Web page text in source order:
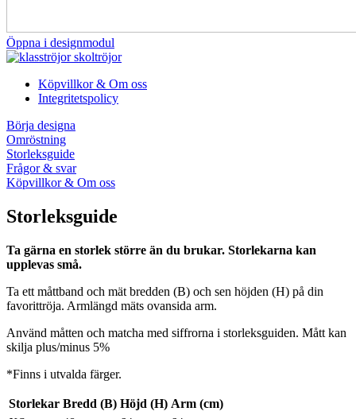
Öppna i designmodul
Köpvillkor & Om oss
Integritetspolicy
Börja designa
Omröstning
Storleksguide
Frågor & svar
Köpvillkor & Om oss
Storleksguide
Ta gärna en storlek större än du brukar. Storlekarna kan
upplevas små.
Ta ett måttband och mät bredden (B) och sen höjden (H) på din
favorittröja. Armlängd mäts ovansida arm.
Använd måtten och matcha med siffrorna i storleksguiden. Mått kan
skilja plus/minus 5%
*Finns i utvalda färger.
Storlekar Bredd (B) Höjd (H) Arm (cm)